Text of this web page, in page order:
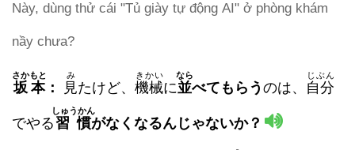
Này, dùng thử cái "Tủ giày tự động AI" ở phòng khám
nầy chưa?
坂本
さかもと
： 見
み
たけど、 機械
きかい
に並
なら
べてもらう のは、 自分
じぶん
でやる習慣
しゅうかん
がなくなるんじゃないか？